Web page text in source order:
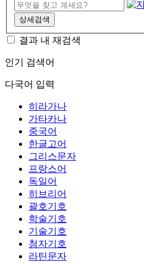
상세검색
결과 내 재검색
인기 검색어
다국어 입력
히라가나
가타카나
중국어
한글고어
그리스문자
프랑스어
독일어
히브리어
괄호기호
학술기호
기술기호
첨자기호
라틴문자